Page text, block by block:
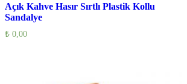
Açık Kahve Hasır Sırtlı Plastik Kollu
Sandalye
₺ 0,00